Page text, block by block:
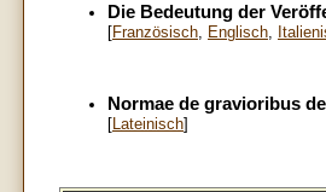
Die Bedeutung der
[Französisch Englisch
Normae de gravioribus
[ Lateinisch]